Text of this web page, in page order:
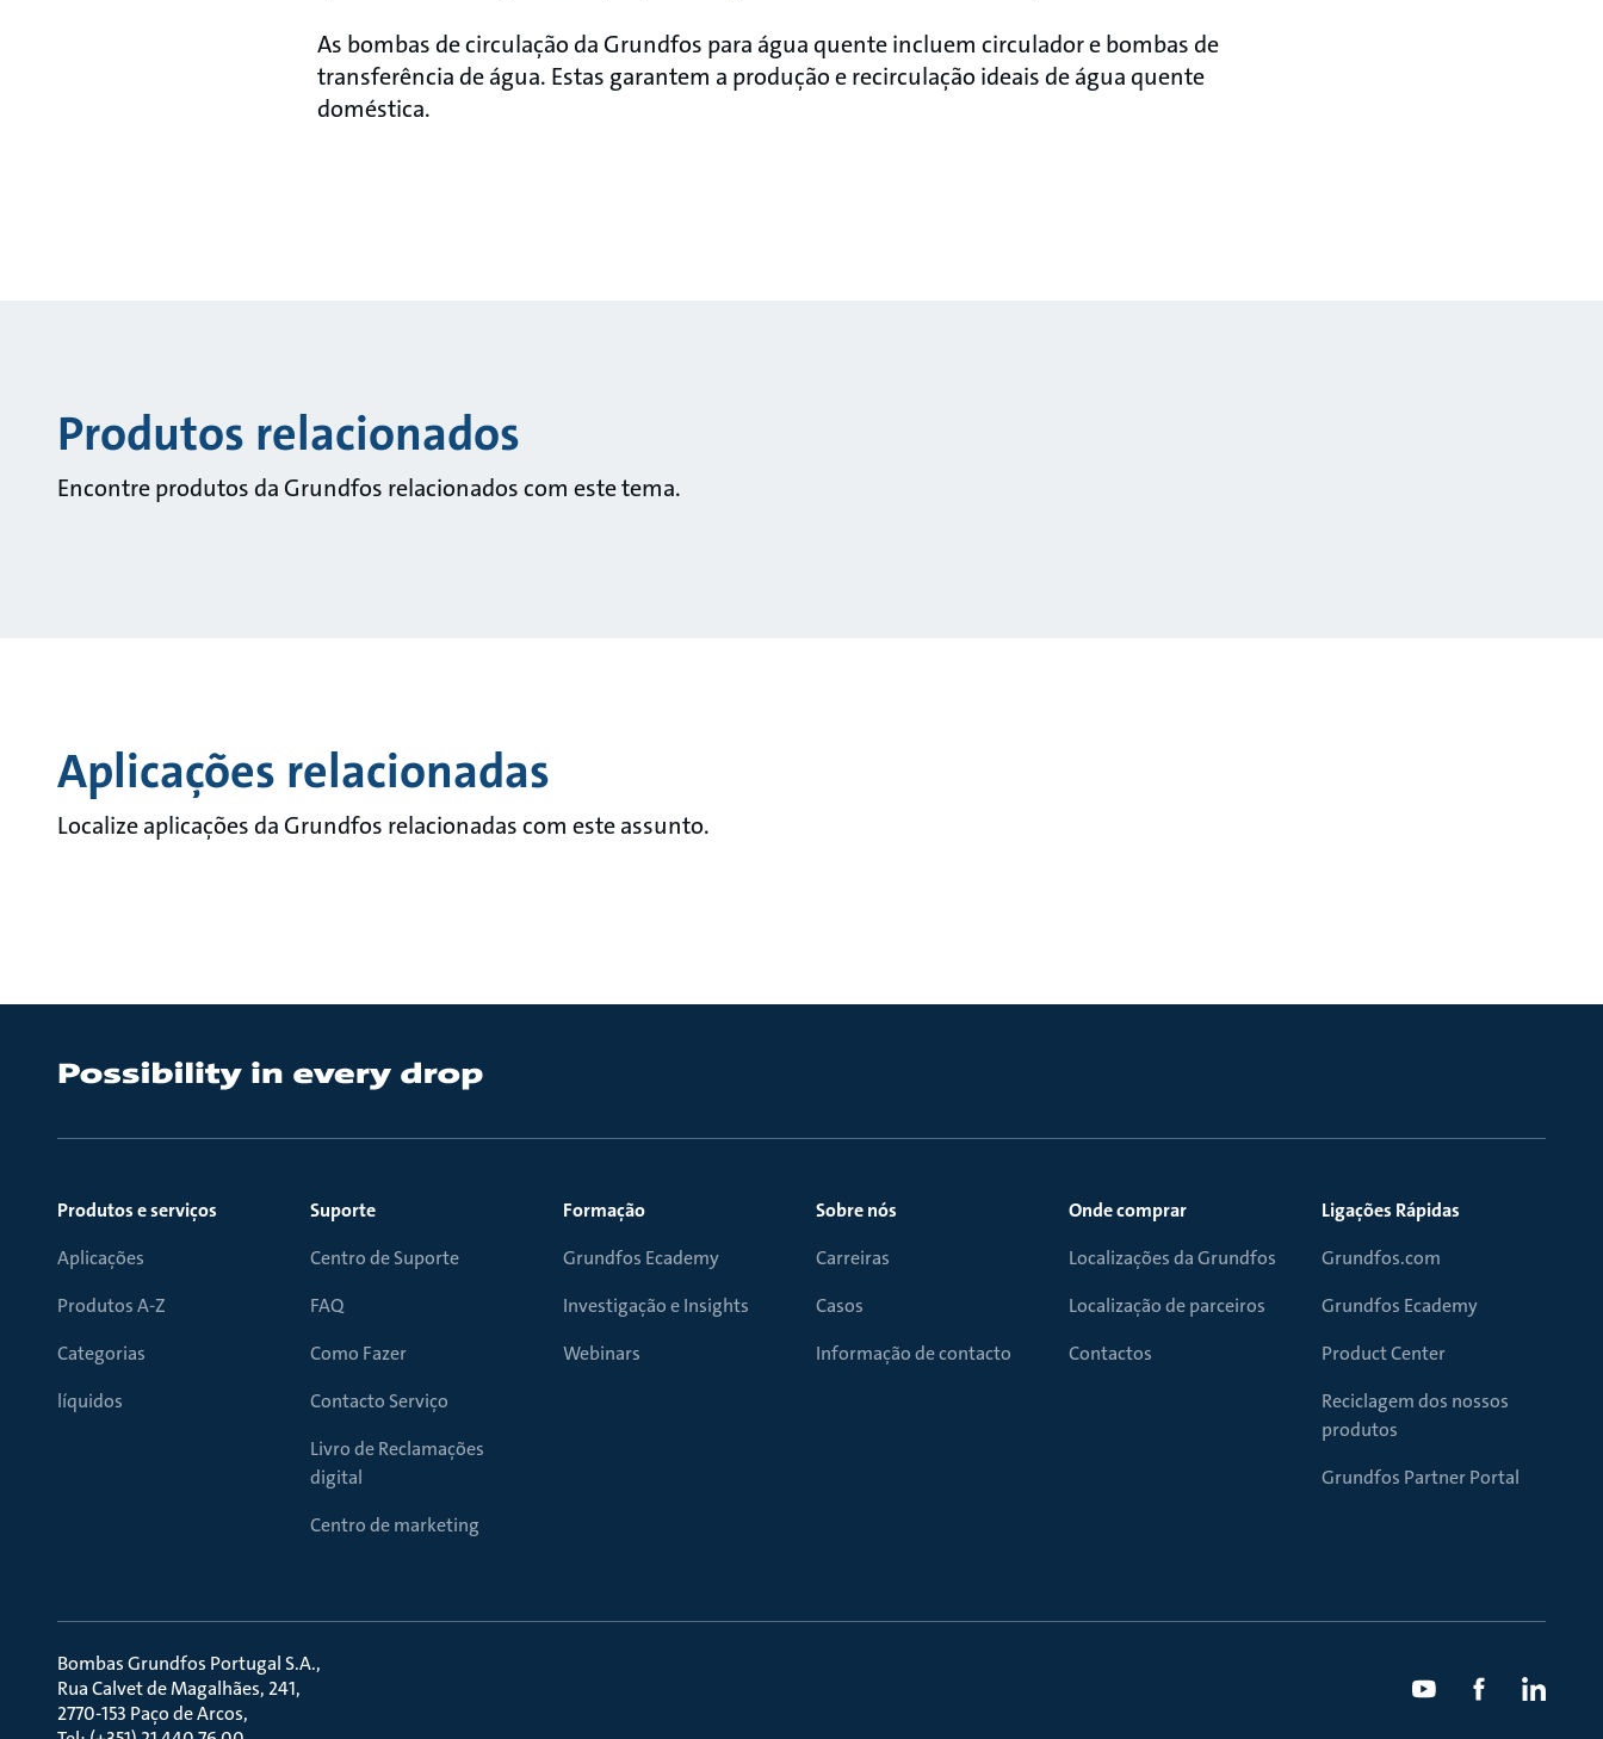
As bombas de circulação da Grundfos para água quente incluem circulador e bombas de
transferência de água. Estas garantem a produção e recirculação ideais de água quente
doméstica.
Produtos relacionados
Encontre produtos da Grundfos relacionados com este tema.
Aplicações relacionadas
Localize aplicações da Grundfos relacionadas com este assunto.
Produtos e serviços
Aplicações
Produtos A-Z
Categorias
líquidos
Suporte
Centro de Suporte
FAQ
Como Fazer
Contacto Serviço
Livro de Reclamações
digital
Centro de marketing
Formação
Grundfos Ecademy
Investigação e Insights
Webinars
Sobre nós
Carreiras
Casos
Informação de contacto
Onde comprar
Localizações da Grundfos
Localização de parceiros
Contactos
Ligações Rápidas
Grundfos.com
Grundfos Ecademy
Product Center
Reciclagem dos nossos
produtos
Grundfos Partner Portal
Bombas Grundfos Portugal S.A.
Rua Calvet de Magalhães, 241
2770-153 Paço de Arcos